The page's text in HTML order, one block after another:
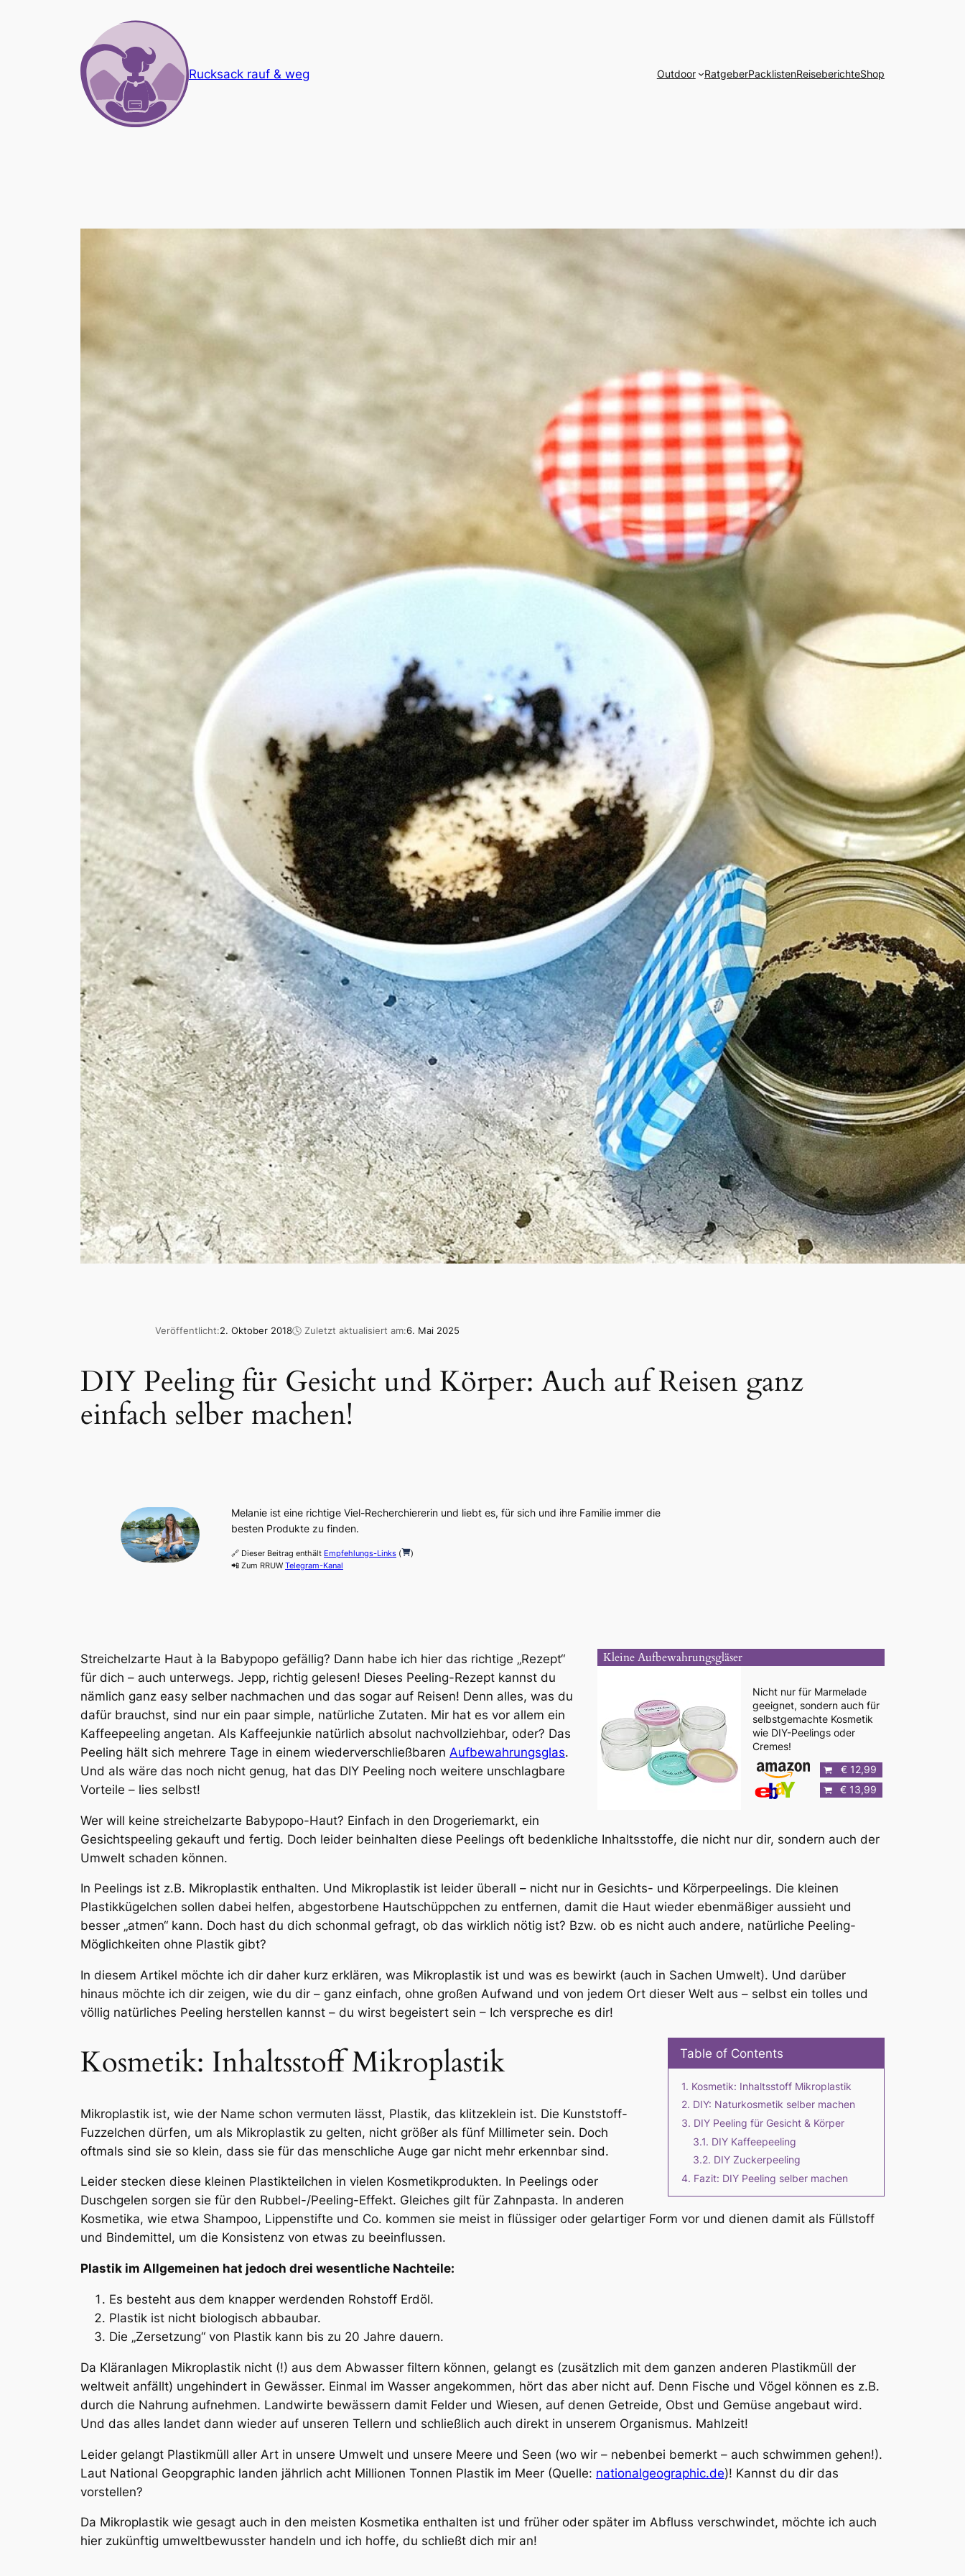
Rucksack rauf & weg
Outdoor RatgeberPacklistenReiseberichteShop
Veröffentlicht:2. Oktober 2018🕓 Zuletzt aktualisiert am:6. Mai 2025
DIY Peeling für Gesicht und Körper: Auch auf Reisen ganz
einfach selber machen!
Melanie ist eine richtige Viel-Recherchiererin und liebt es, für sich und ihre Familie immer die
besten Produkte zu finden.
🔗 Dieser Beitrag enthält Empfehlungs-Links (
)
📲 Zum RRUW Telegram-Kanal
Kleine Aufbewahrungsgläser
Nicht nur für Marmelade
geeignet, sondern auch für
selbstgemachte Kosmetik
wie DIY-Peelings oder
Cremes!
€ 12,99
€ 13,99
Streichelzarte Haut à la Babypopo gefällig? Dann habe ich hier das richtige „Rezept“
für dich – auch unterwegs. Jepp, richtig gelesen! Dieses Peeling-Rezept kannst du
nämlich ganz easy selber nachmachen und das sogar auf Reisen! Denn alles, was du
dafür brauchst, sind nur ein paar simple, natürliche Zutaten. Mir hat es vor allem ein
Kaffeepeeling angetan. Als Kaffeejunkie natürlich absolut nachvollziehbar, oder? Das
Peeling hält sich mehrere Tage in einem wiederverschließbaren Aufbewahrungsglas.
Und als wäre das noch nicht genug, hat das DIY Peeling noch weitere unschlagbare
Vorteile – lies selbst!
Wer will keine streichelzarte Babypopo-Haut? Einfach in den Drogeriemarkt, ein
Gesichtspeeling gekauft und fertig. Doch leider beinhalten diese Peelings oft bedenkliche Inhaltsstoffe, die nicht nur dir, sondern auch der
Umwelt schaden können.
In Peelings ist z.B. Mikroplastik enthalten. Und Mikroplastik ist leider überall – nicht nur in Gesichts- und Körperpeelings. Die kleinen
Plastikkügelchen sollen dabei helfen, abgestorbene Hautschüppchen zu entfernen, damit die Haut wieder ebenmäßiger aussieht und
besser „atmen“ kann. Doch hast du dich schonmal gefragt, ob das wirklich nötig ist? Bzw. ob es nicht auch andere, natürliche Peeling-
Möglichkeiten ohne Plastik gibt?
In diesem Artikel möchte ich dir daher kurz erklären, was Mikroplastik ist und was es bewirkt (auch in Sachen Umwelt). Und darüber
hinaus möchte ich dir zeigen, wie du dir – ganz einfach, ohne großen Aufwand und von jedem Ort dieser Welt aus – selbst ein tolles und
völlig natürliches Peeling herstellen kannst – du wirst begeistert sein – Ich verspreche es dir!
Table of Contents
Kosmetik: Inhaltsstoff Mikroplastik
DIY: Naturkosmetik selber machen
DIY Peeling für Gesicht & Körper
DIY Kaffeepeeling
DIY Zuckerpeeling
Fazit: DIY Peeling selber machen
Kosmetik: Inhaltsstoff Mikroplastik
Mikroplastik ist, wie der Name schon vermuten lässt, Plastik, das klitzeklein ist. Die Kunststoff-
Fuzzelchen dürfen, um als Mikroplastik zu gelten, nicht größer als fünf Millimeter sein. Doch
oftmals sind sie so klein, dass sie für das menschliche Auge gar nicht mehr erkennbar sind.
Leider stecken diese kleinen Plastikteilchen in vielen Kosmetikprodukten. In Peelings oder
Duschgelen sorgen sie für den Rubbel-/Peeling-Effekt. Gleiches gilt für Zahnpasta. In anderen
Kosmetika, wie etwa Shampoo, Lippenstifte und Co. kommen sie meist in flüssiger oder gelartiger Form vor und dienen damit als Füllstoff
und Bindemittel, um die Konsistenz von etwas zu beeinflussen.
Plastik im Allgemeinen hat jedoch drei wesentliche Nachteile:
Es besteht aus dem knapper werdenden Rohstoff Erdöl.
Plastik ist nicht biologisch abbaubar.
Die „Zersetzung“ von Plastik kann bis zu 20 Jahre dauern.
Da Kläranlagen Mikroplastik nicht (!) aus dem Abwasser filtern können, gelangt es (zusätzlich mit dem ganzen anderen Plastikmüll der
weltweit anfällt) ungehindert in Gewässer. Einmal im Wasser angekommen, hört das aber nicht auf. Denn Fische und Vögel können es z.B.
durch die Nahrung aufnehmen. Landwirte bewässern damit Felder und Wiesen, auf denen Getreide, Obst und Gemüse angebaut wird.
Und das alles landet dann wieder auf unseren Tellern und schließlich auch direkt in unserem Organismus. Mahlzeit!
Leider gelangt Plastikmüll aller Art in unsere Umwelt und unsere Meere und Seen (wo wir – nebenbei bemerkt – auch schwimmen gehen!).
Laut National Geopgraphic landen jährlich acht Millionen Tonnen Plastik im Meer (Quelle: nationalgeographic.de)! Kannst du dir das
vorstellen?
Da Mikroplastik wie gesagt auch in den meisten Kosmetika enthalten ist und früher oder später im Abfluss verschwindet, möchte ich auch
hier zukünftig umweltbewusster handeln und ich hoffe, du schließt dich mir an!